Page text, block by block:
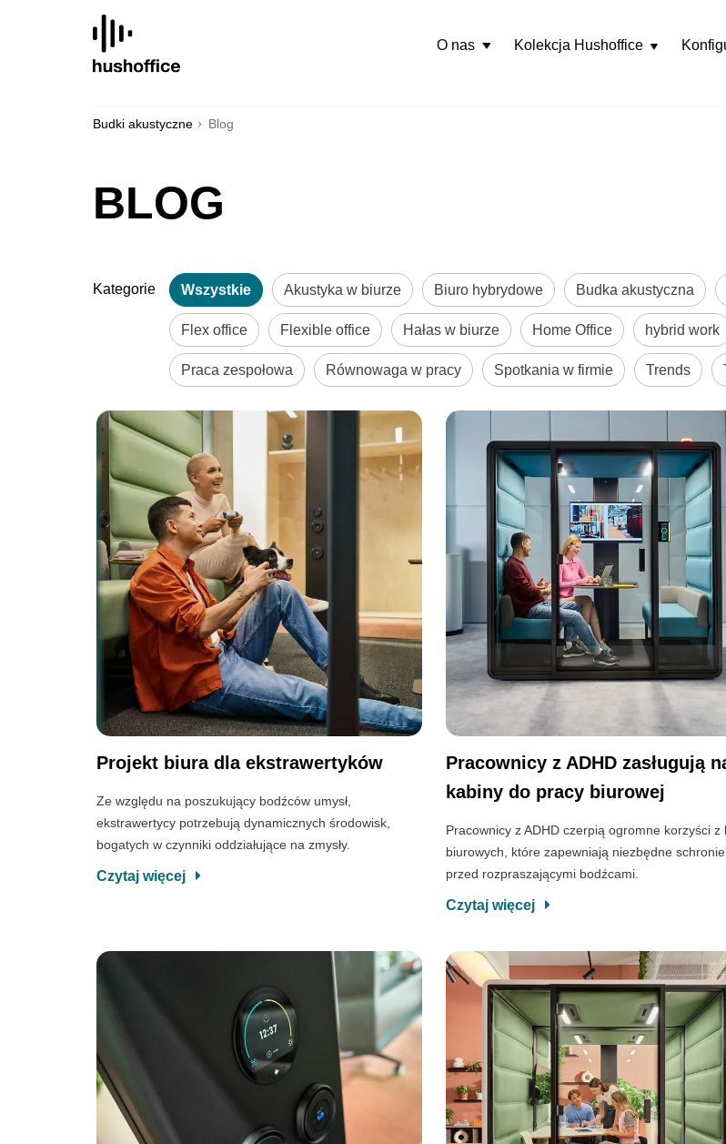
O nas Kolekcja HushofficeRozwiń
Budki akustyczne Blog
BLOG
Kategorie Wszystkie Akustyka w biurze Biuro hybrydowe Budka akustyczna
Flex office Flexible office Hałas w biurze Home Office hybrid work
Praca zespołowa Równowaga w pracy Spotkania w firmie Trends
Projekt biura dla ekstrawertyków
Ze względu na poszukujący bodźców umysł,
ekstrawertycy potrzebują dynamicznych środowisk,
bogatych w czynniki oddziałujące na zmysły.
Czytaj więcej
Pracownicy z ADHD zasługują
kabiny do pracy biurowej
Pracownicy z ADHD czerpią ogromne korzyści z
biurowych, które zapewniają niezbędne
przed rozpraszającymi bodźcami.
Czytaj więcej